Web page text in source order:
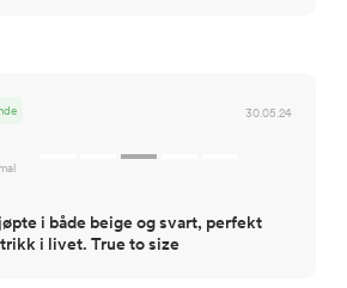
30.05.24
i både beige og svart, perfekt
i livet. True to size